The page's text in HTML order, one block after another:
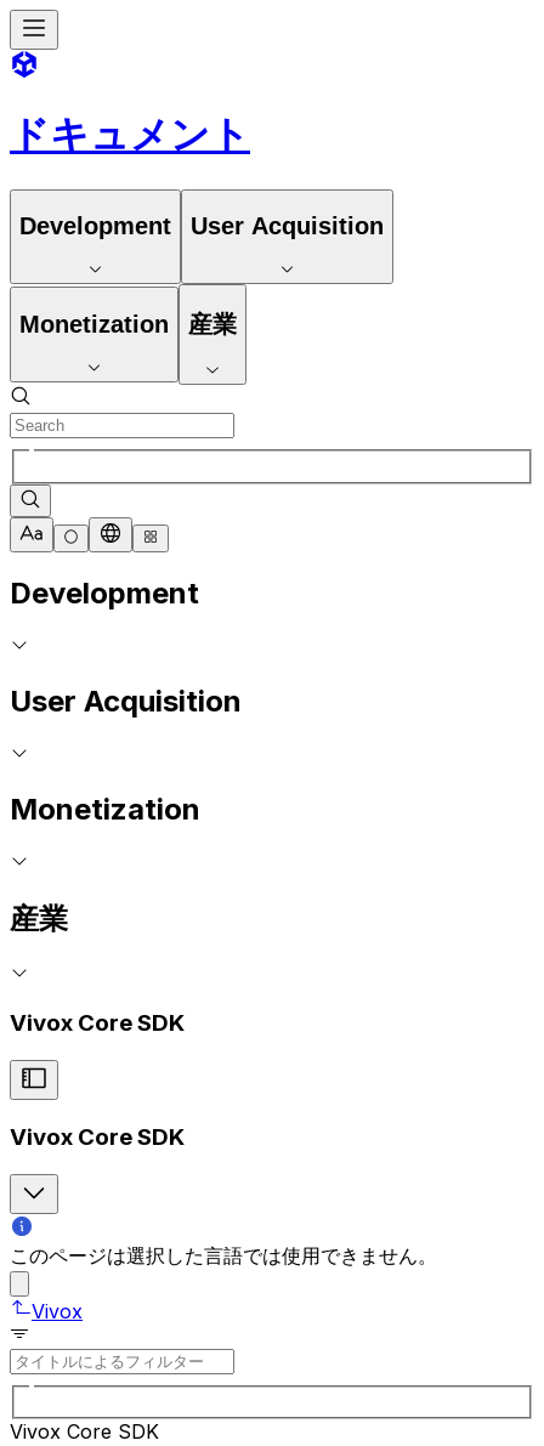
ドキュメント
Development User Acquisition
Monetization 産業
Development
User Acquisition
Monetization
産業
Vivox Core SDK
Vivox Core SDK
このページは選択した言語では使用できません。
Vivox
Vivox Core SDK